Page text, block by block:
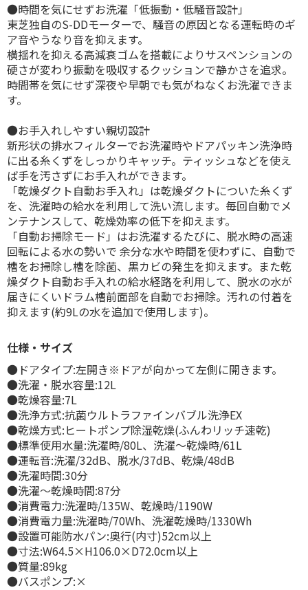
●時間を気にせずお洗濯「低振動・低騒音設計」
東芝独自のS-DDモーターで、騒音の原因となる運転時のギ
ア音やうなり音を抑えます。
横揺れを抑える高減衰ゴムを搭載によりサスペンションの
硬さが変わり振動を吸収するクッションで静かさを追求。
時間帯を気にせず深夜や早朝でも気がねなくお洗濯できま
す。
●お手入れしやすい親切設計
新形状の排水フィルターでお洗濯時やドアパッキン洗浄時
に出る糸くずをしっかりキャッチ。ティッシュなどを使え
ば手を汚さずにお手入れができます。
「乾燥ダクト自動お手入れ」は乾燥ダクトについた糸くず
を、洗濯時の給水を利用して洗い流します。毎回自動でメ
ンテナンスして、乾燥効率の低下を抑えます。
「自動お掃除モード」はお洗濯するたびに、脱水時の高速
回転による水の勢いで 余分な水や時間を使わずに、自動で
槽をお掃除し槽を除菌、黒カビの発生を抑えます。また乾
燥ダクト自動お手入れの給水経路を利用して、脱水の水が
届きにくいドラム槽前面部を自動でお掃除。汚れの付着を
抑えます(約9Lの水を追加で使用します)。
仕様・サイズ
●ドアタイプ:左開き※ドアが向かって左側に開きます。
●洗濯・脱水容量:12L
●乾燥容量:7L
●洗浄方式:抗菌ウルトラファインバブル洗浄EX
●乾燥方式:ヒートポンプ除湿乾燥(ふんわリッチ速乾)
●標準使用水量:洗濯時/80L、洗濯～乾燥時/61L
●運転音:洗濯/32dB、脱水/37dB、乾燥/48dB
●洗濯時間:30分
●洗濯～乾燥時間:87分
●消費電力:洗濯時/135W、乾燥時/1190W
●消費電力量:洗濯時/70Wh、洗濯乾燥時/1330Wh
●設置可能防水パン:奥行(内寸)52cm以上
●寸法:W64.5×H106.0×D72.0cm以上
●質量:89kg
●バスポンプ:×